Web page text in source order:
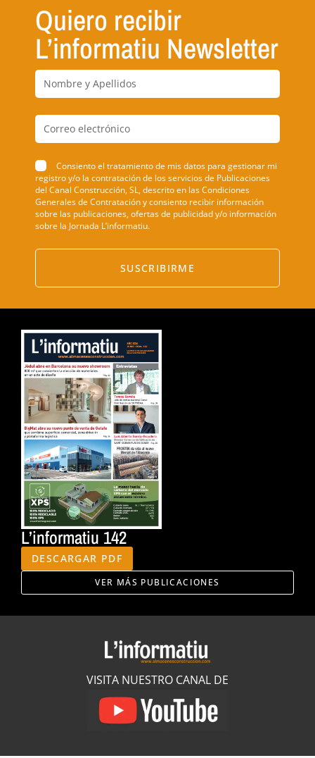
Quiero recibir
L’informatiu Newsletter
Consiento el tratamiento de mis datos para gestionar mi
registro y/o la contratación de los servicios de Publicaciones
del Canal Construcción, SL, descrito en las Condiciones
Generales de Contratación y consiento recibir información
sobre las publicaciones, ofertas de publicidad y/o información
sobre la Jornada L’informatiu.
SUSCRIBIRME
L’informatiu 142
DESCARGAR PDF
VER MÁS PUBLICACIONES
VISITA NUESTRO CANAL DE